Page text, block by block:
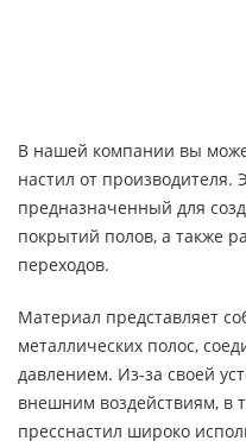
В нашей компании вы
настил от производителя.
предназначенный для
покрытий полов, а также
переходов.
Материал представляет
металлических полос,
давлением. Из-за своей
внешним воздействиям, в
пресснастил широко